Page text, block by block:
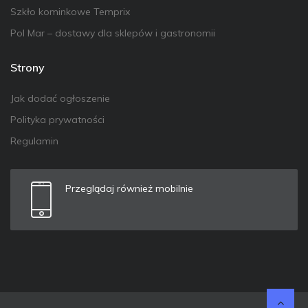
Szkło kominkowe Temprix
Pol Mar – dostawy dla sklepów i gastronomii
Strony
Jak dodać ogłoszenie
Polityka prywatności
Regulamin
Przeglądaj również mobilnie